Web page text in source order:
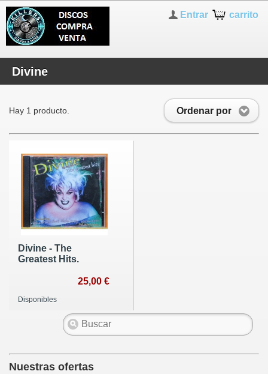
carrito
Entrar
Divine
Ordenar por
Hay 1 producto.
Divine - The
Greatest Hits.
25,00 €
Disponibles
Nuestras ofertas